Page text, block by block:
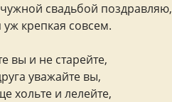
свадьбой поздравляю,
крепкая совсем.
вы и не старейте,
уважайте вы,
хольте и лелейте,